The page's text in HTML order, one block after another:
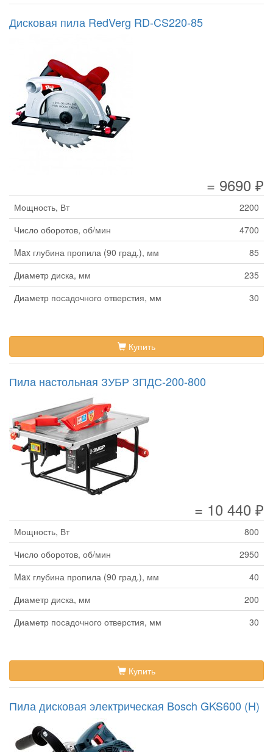
Дисковая пила RedVerg RD-CS220-85
= 9690 ₽
Мощность, Вт
2200
Число оборотов, об/мин
4700
Max глубина пропила (90 град.), мм
85
Диаметр диска, мм
235
Диаметр посадочного отверстия, мм
30
Купить
Пила настольная ЗУБР ЗПДС-200-800
= 10 440 ₽
Мощность, Вт
800
Число оборотов, об/мин
2950
Max глубина пропила (90 град.), мм
40
Диаметр диска, мм
200
Диаметр посадочного отверстия, мм
30
Купить
Пила дисковая электрическая Bosch GKS600 (H)